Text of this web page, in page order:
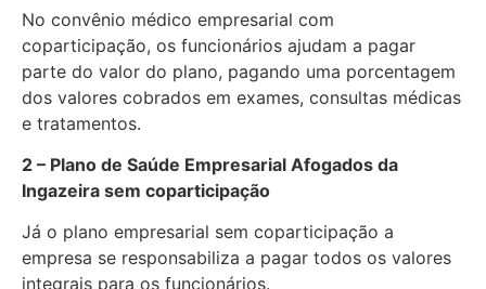
No convênio médico empresarial com
coparticipação, os funcionários ajudam a pagar
parte do valor do plano, pagando uma porcentagem
dos valores cobrados em exames, consultas médicas
e tratamentos.
2 – Plano de Saúde Empresarial Afogados da
Ingazeira sem coparticipação
Já o plano empresarial sem coparticipação a
empresa se responsabiliza a pagar todos os valores
integrais para os funcionários.